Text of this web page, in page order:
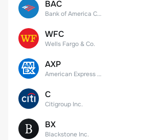
BAC
Bank of America Corporation
WFC
Wells Fargo & Co.
AXP
American Express Company
C
Citigroup Inc.
BX
Blackstone Inc.